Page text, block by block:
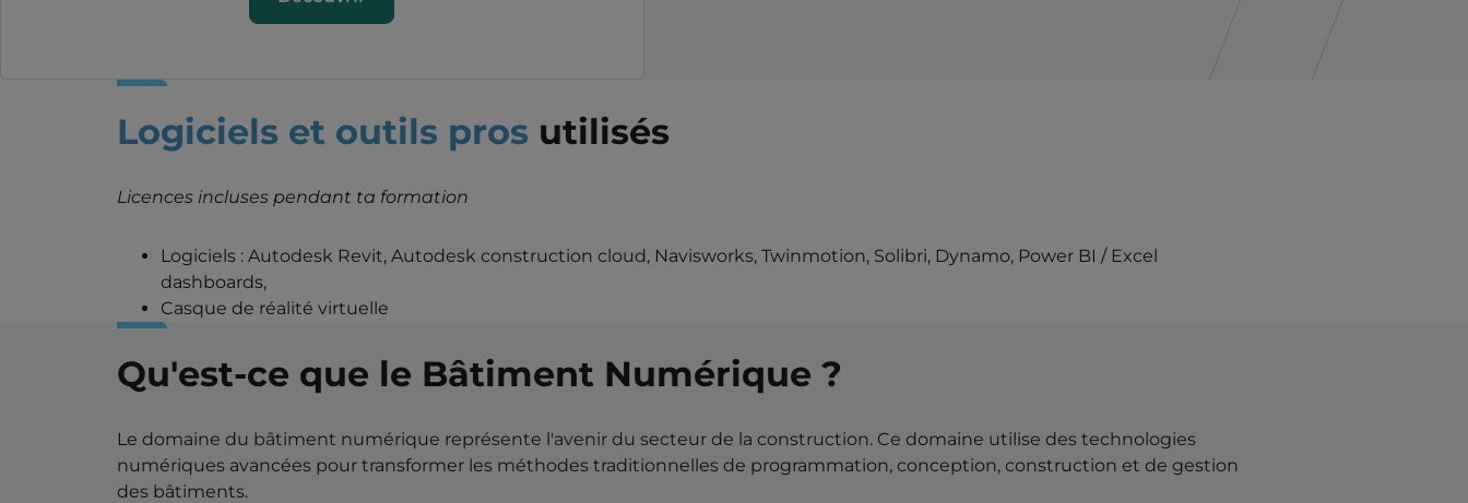
Logiciels et outils pros utilisés
Licences incluses pendant ta formation
Logiciels : Autodesk Revit, Autodesk construction cloud, Navisworks, Twinmotion, Solibri, Dynamo, Power BI / Excel
dashboards,
Casque de réalité virtuelle
Qu'est-ce que le Bâtiment Numérique ?
Le domaine du bâtiment numérique représente l'avenir du secteur de la construction. Ce domaine utilise des technologies
numériques avancées pour transformer les méthodes traditionnelles de programmation, conception, construction et de gestion
des bâtiments.